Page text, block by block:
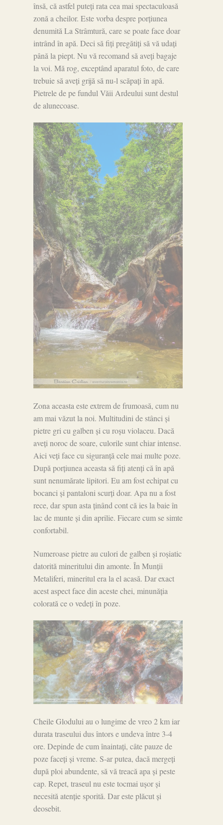
însă, că astfel puteți rata cea mai spectaculoasă
zonă a cheilor. Este vorba despre porțiunea
denumită La Strâmtură, care se poate face doar
intrând în apă. Deci să fiți pregătiți să vă udați
până la piept. Nu vă recomand să aveți bagaje
la voi. Mă rog, exceptând aparatul foto, de care
trebuie să aveți grijă să nu-l scăpați în apă.
Pietrele de pe fundul Văii Ardeului sunt destul
de alunecoase.
Zona aceasta este extrem de frumoasă, cum nu
am mai văzut la noi. Multitudini de stânci și
pietre gri cu galben și cu roșu violaceu. Dacă
aveți noroc de soare, culorile sunt chiar intense.
Aici veți face cu siguranță cele mai multe poze.
După porțiunea aceasta să fiți atenți că în apă
sunt nenumărate lipitori. Eu am fost echipat cu
bocanci și pantaloni scurți doar. Apa nu a fost
rece, dar spun asta ținând cont că ies la baie în
lac de munte și din aprilie. Fiecare cum se simte
confortabil.
Numeroase pietre au culori de galben și roșiatic
datorită mineritului din amonte. În Munții
Metaliferi, mineritul era la el acasă. Dar exact
acest aspect face din aceste chei, minunăția
colorată ce o vedeți în poze.
Cheile Glodului au o lungime de vreo 2 km iar
durata traseului dus întors e undeva între 3-4
ore. Depinde de cum înaintați, câte pauze de
poze faceți și vreme. S-ar putea, dacă mergeți
după ploi abundente, să vă treacă apa și peste
cap. Repet, traseul nu este tocmai ușor și
necesită atenție sporită. Dar este plăcut și
deosebit.